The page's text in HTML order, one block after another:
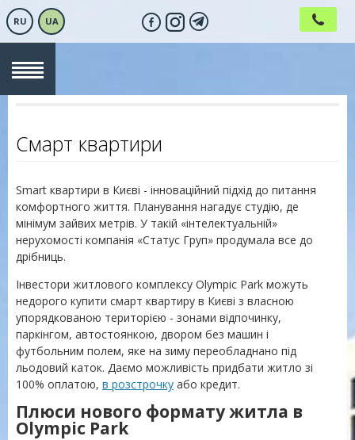
RU UA
Смарт квартири
Smart квартири в Києві - інноваційний підхід до питання
комфортного життя. Планування нагадує студію, де
мінімум зайвих метрів. У такій «інтелектуальній»
нерухомості компанія «Статус Груп» продумала все до
дрібниць.
Інвестори житлового комплексу Olympic Park можуть
недорого купити смарт квартиру в Києві з власною
упорядкованою територією - зонами відпочинку,
паркінгом, автостоянкою, двором без машин і
футбольним полем, яке на зиму переобладнано під
льодовий каток. Даємо можливість придбати житло зі
100% оплатою, в розстрочку або кредит.
Плюси нового формату житла в
Olympic Park